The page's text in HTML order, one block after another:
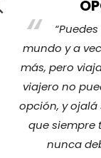
mundo y a
más, pero
viajero no
opción, y ojalá
que siempre
nunca